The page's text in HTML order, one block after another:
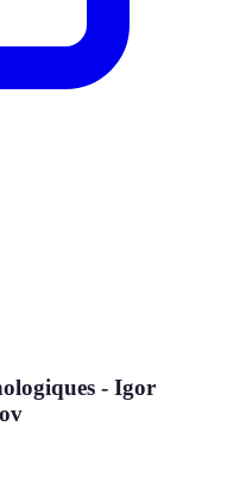
- Igor